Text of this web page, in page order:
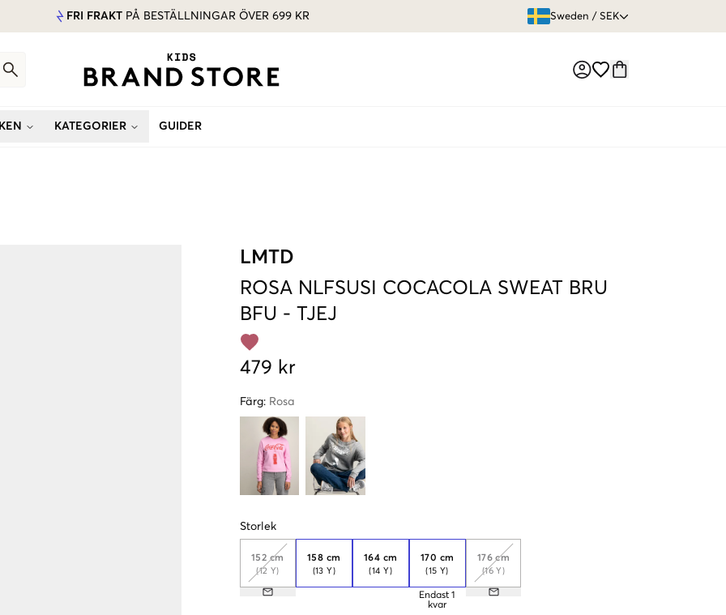
FRI FRAKT PÅ BESTÄLLNINGAR ÖVER 699 KR Sweden / SEK
KATEGORIER GUIDER
LMTD
ROSA NLFSUSI COCACOLA SWEAT BRU
BFU - TJEJ
479 kr
Färg: Rosa
Storlek
152 cm
(12 Y)
158 cm
(13 Y)
164 cm
(14 Y)
170 cm
(15 Y)
Endast 1
kvar
176 cm
(16 Y)